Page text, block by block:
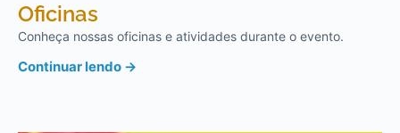
Oficinas
Conheça nossas oficinas e atividades durante o evento.
Continuar lendo →